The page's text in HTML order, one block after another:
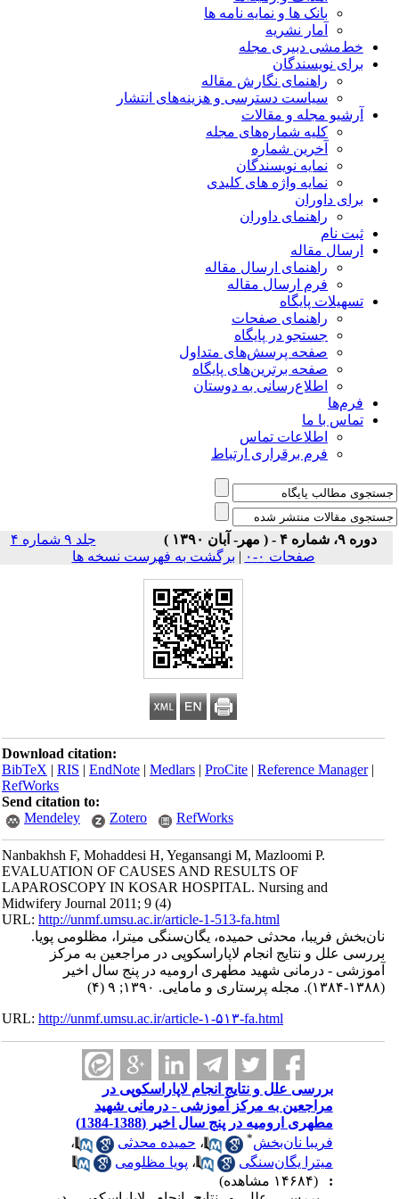
بانک ها و نمایه نامه ها
آمار نشریه
خط‌مشی دبیری مجله
برای نویسندگان
راهنمای نگارش مقاله
سیاست دسترسی و هزینه‌های انتشار
آرشیو مجله و مقالات
کلیه شماره‌های مجله
آخرین شماره
نمایه نویسندگان
نمایه واژه های کلیدی
برای داوران
راهنمای داوران
ثبت نام
ارسال مقاله
راهنمای ارسال مقاله
فرم ارسال مقاله
تسهیلات پایگاه
راهنمای صفحات
جستجو در پایگاه
صفحه پرسش‌های متداول
صفحه برترین‌های پایگاه
اطلاع‌رسانی به دوستان
فرم‌ها
تماس با ما
اطلاعات تماس
فرم برقراری ارتباط
دوره ۹، شماره ۴ - ( مهر- آبان ۱۳۹۰ )
جلد ۹ شماره ۴
صفحات ۰-۰
| برگشت به فهرست نسخه ها
Download citation:
BibTeX|RIS|EndNote|Medlars|ProCite|Reference Manager
RefWorks
Send citation to:
Mendeley
Zotero RefWorks
Nanbakhsh F, Mohaddesi H, Yegansangi M, Mazloomi P.
EVALUATION OF CAUSES AND RESULTS OF
LAPAROSCOPY IN KOSAR HOSPITAL. Nursing and
Midwifery Journal 2011; 9 (4)
URL:http://unmf.umsu.ac.ir/article-1-513-fa.html
نان‌بخش فریبا، محدثی حمیده، یگان‌سنگی میترا، مظلومی پویا.
بررسی علل و نتایج انجام لاپاراسکوپی در مراجعین به مرکز
آموزشی - درمانی شهید مطهری ارومیه در پنج سال اخیر
URL:http://unmf.umsu.ac.ir/article-۱-۵۱۳-fa.html
بررسی علل و نتایج انجام لاپاراسکوپی در
مراجعین به مرکز آموزشی - درمانی شهید
مطهری ارومیه در پنج سال اخیر (1388-1384)
فریبا نان‌بخش* ،حمیده محدثی
،
میترا یگان‌سنگی
،پویا مظلومی